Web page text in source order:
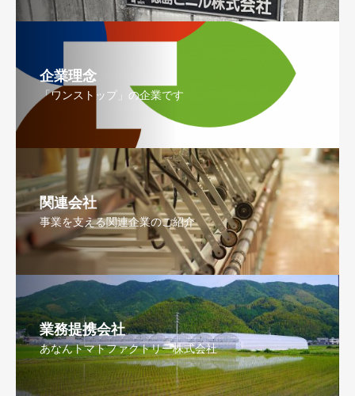
企業理念
「ワンストップ」の企業です
関連会社
事業を支える関連企業のご紹介
業務提携会社
あなんトマトファクトリー株式会社